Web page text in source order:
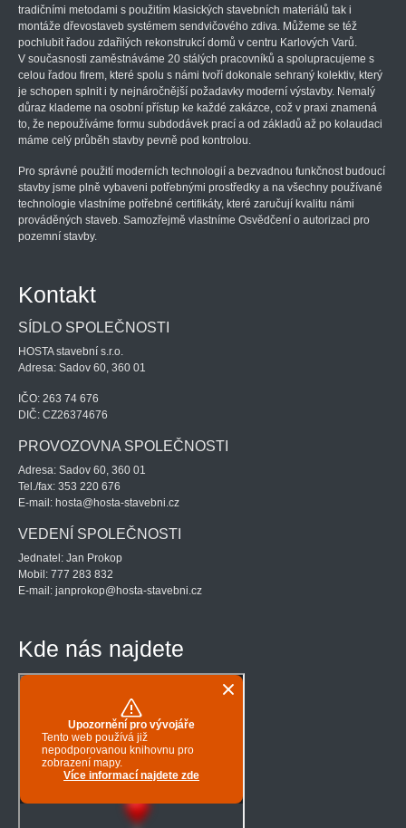
tradičními metodami s použitím klasických stavebních materiálů tak i
montáže dřevostaveb systémem sendvičového zdiva. Můžeme se též
pochlubit řadou zdařilých rekonstrukcí domů v centru Karlových Varů.
V současnosti zaměstnáváme 20 stálých pracovníků a spolupracujeme s
celou řadou firem, které spolu s námi tvoří dokonale sehraný kolektiv, který
je schopen splnit i ty nejnáročnější požadavky moderní výstavby. Nemalý
důraz klademe na osobní přístup ke každé zakázce, což v praxi znamená
to, že nepoužíváme formu subdodávek prací a od základů až po kolaudaci
máme celý průběh stavby pevně pod kontrolou.
Pro správné použití moderních technologií a bezvadnou funkčnost budoucí
stavby jsme plně vybaveni potřebnými prostředky a na všechny používané
technologie vlastníme potřebné certifikáty, které zaručují kvalitu námi
prováděných staveb. Samozřejmě vlastníme Osvědčení o autorizaci pro
pozemní stavby.
Kontakt
SÍDLO SPOLEČNOSTI
HOSTA stavební s.r.o.
Adresa: Sadov 60, 360 01
IČO: 263 74 676
DIČ: CZ26374676
PROVOZOVNA SPOLEČNOSTI
Adresa: Sadov 60, 360 01
Tel./fax: 353 220 676
E-mail: hosta@hosta-stavebni.cz
VEDENÍ SPOLEČNOSTI
Jednatel: Jan Prokop
Mobil: 777 283 832
E-mail: janprokop@hosta-stavebni.cz
Kde nás najdete